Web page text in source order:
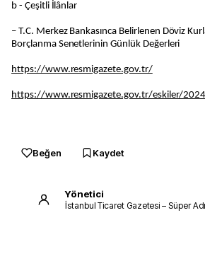
b - Çeşitli İlânlar
– T.C. Merkez Bankasınca Belirlenen Döviz
Borçlanma Senetlerinin Günlük Değerleri
https://www.resmigazete.gov.tr/
https://www.resmigazete.gov.tr/eskiler/
Beğen Kaydet
Yönetici
İstanbul Ticaret Gazetesi – Süper